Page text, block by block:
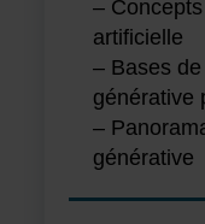
–
artificielle
– Bases de
générative
–
générative